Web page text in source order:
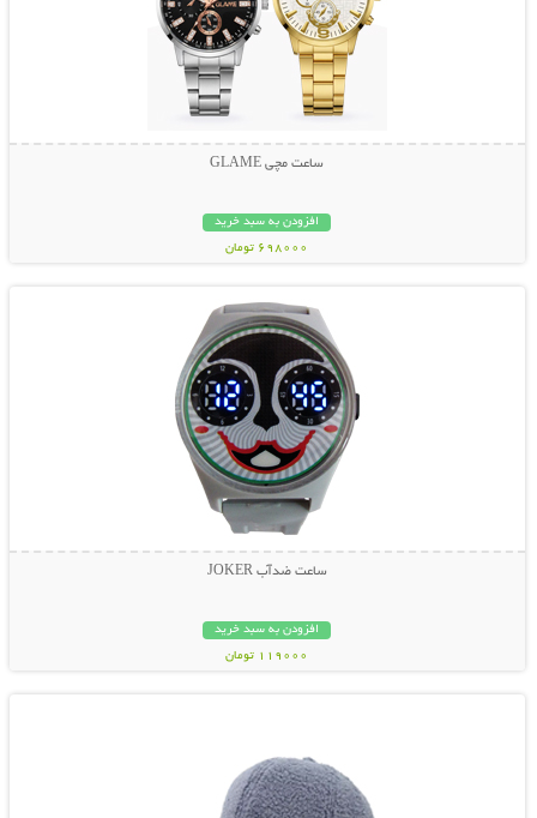
ساعت مچی GLAME
افزودن به سبد خرید
698000 تومان
ساعت ضدآب JOKER
افزودن به سبد خرید
119000 تومان